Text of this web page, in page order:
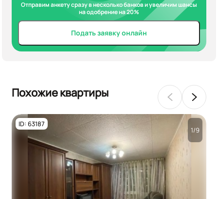
Отправим анкету сразу в несколько банков и увеличим шансы
на одобрение на 20%
Подать заявку онлайн
Похожие квартиры
ID: 63187
1/9